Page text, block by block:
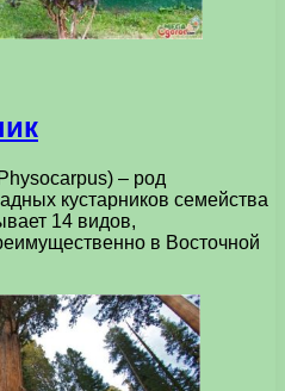
– род
кустарников семейства
14 видов,
в Восточной